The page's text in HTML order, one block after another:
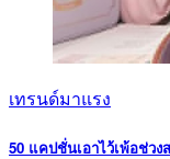
เทรนด์มาแรง
50 แคปชั่นเอาไว้เพ้อช่ว